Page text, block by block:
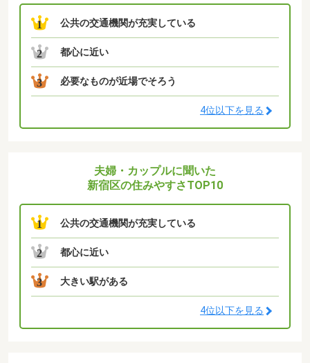
1 公共の交通機関が充実している
2 都心に近い
3 必要なものが近場でそろう
4位以下を見る
夫婦・カップルに聞いた
新宿区の住みやすさTOP10
1 公共の交通機関が充実している
2 都心に近い
3 大きい駅がある
4位以下を見る